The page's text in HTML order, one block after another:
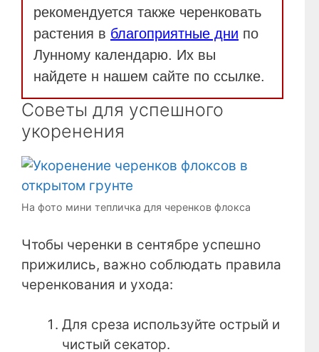
рекомендуется также черенковать
растения в благоприятные дни по
Лунному календарю. Их вы
найдете н нашем сайте по ссылке.
Советы для успешного
укоренения
На фото мини тепличка для черенков флокса
Чтобы черенки в сентябре успешно
прижились, важно соблюдать правила
черенкования и ухода:
Для среза используйте острый и
чистый секатор.